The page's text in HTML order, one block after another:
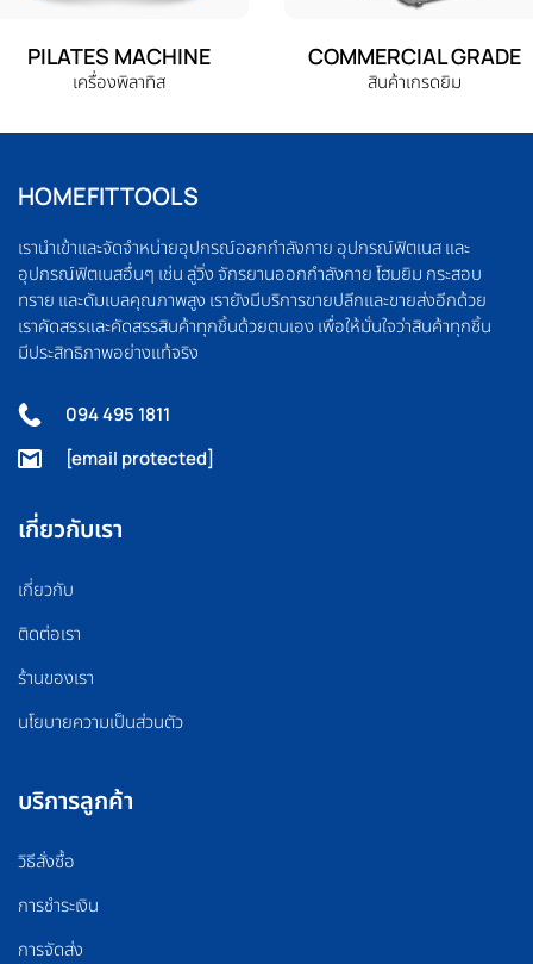
PILATES MACHINE
เครื่องพิลาทิส
COMMERCIAL GRADE
สินค้าเกรดยิม
HOMEFITTOOLS
เรานำเข้าและจัดจำหน่ายอุปกรณ์ออกกำลังกาย อุปกรณ์ฟิตเนส และ
อุปกรณ์ฟิตเนสอื่นๆ เช่น ลู่วิ่ง จักรยานออกกำลังกาย โฮมยิม กระสอบ
ทราย และดัมเบลคุณภาพสูง เรายังมีบริการขายปลีกและขายส่งอีกด้วย
เราคัดสรรและคัดสรรสินค้าทุกชิ้นด้วยตนเอง เพื่อให้มั่นใจว่าสินค้าทุกชิ้น
มีประสิทธิภาพอย่างแท้จริง
094 495 1811
[email protected]
เกี่ยวกับเรา
เกี่ยวกับ
ติดต่อเรา
ร้านของเรา
นโยบายความเป็นส่วนตัว
บริการลูกค้า
วิธีสั่งซื้อ
การชำระเงิน
การจัดส่ง